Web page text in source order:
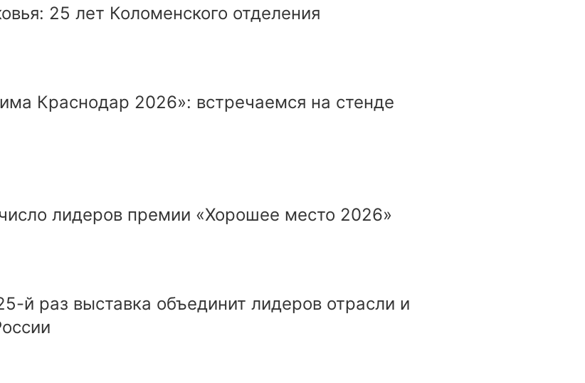
25 лет Коломенского отделения
Краснодар 2026»: встречаемся на стенде
лидеров премии «Хорошее место 2026»
й раз выставка объединит лидеров отрасли и